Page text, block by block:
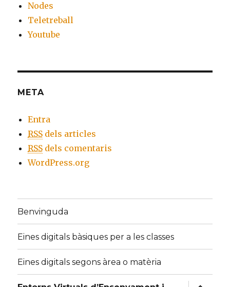
Nodes
Teletreball
Youtube
META
Entra
RSS dels articles
RSS dels comentaris
WordPress.org
Benvinguda
Eines digitals bàsiques per a les classes
Eines digitals segons àrea o matèria
expand